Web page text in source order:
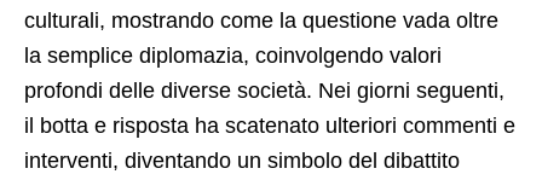
culturali, mostrando come la questione vada oltre
la semplice diplomazia, coinvolgendo valori
profondi delle diverse società. Nei giorni seguenti,
il botta e risposta ha scatenato ulteriori commenti e
interventi, diventando un simbolo del dibattito